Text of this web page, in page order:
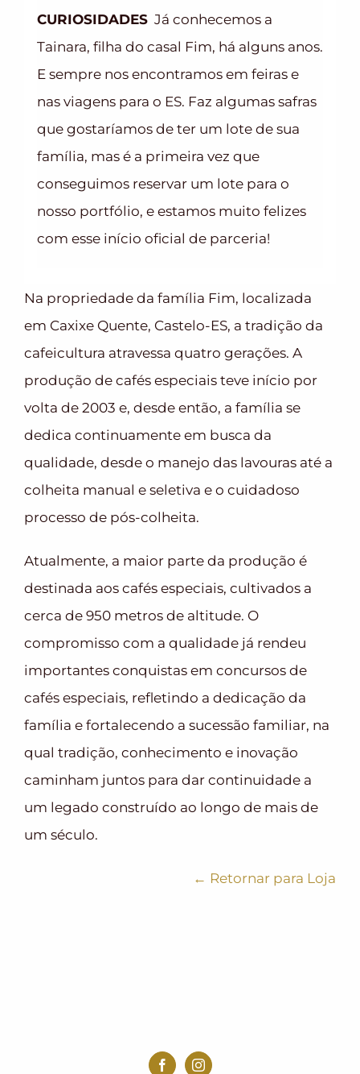
CURIOSIDADESJá conhecemos a
Tainara, filha do casal Fim, há alguns anos.
E sempre nos encontramos em feiras e
nas viagens para o ES. Faz algumas safras
que gostaríamos de ter um lote de sua
família, mas é a primeira vez que
conseguimos reservar um lote para o
nosso portfólio, e estamos muito felizes
com esse início oficial de parceria!
Na propriedade da família Fim, localizada
em Caxixe Quente, Castelo-ES, a tradição da
cafeicultura atravessa quatro gerações. A
produção de cafés especiais teve início por
volta de 2003 e, desde então, a família se
dedica continuamente em busca da
qualidade, desde o manejo das lavouras até a
colheita manual e seletiva e o cuidadoso
processo de pós-colheita.
Atualmente, a maior parte da produção é
destinada aos cafés especiais, cultivados a
cerca de 950 metros de altitude. O
compromisso com a qualidade já rendeu
importantes conquistas em concursos de
cafés especiais, refletindo a dedicação da
família e fortalecendo a sucessão familiar, na
qual tradição, conhecimento e inovação
caminham juntos para dar continuidade a
um legado construído ao longo de mais de
um século.
← Retornar para Loja